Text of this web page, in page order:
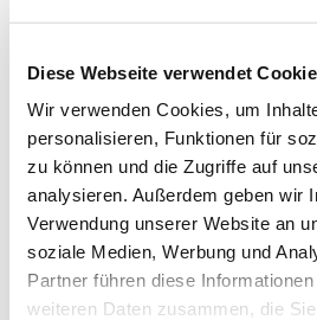
Diese Webseite verwendet
Wir verwenden Cookies, um
personalisieren, Funktionen für
zu können und die Zugriffe auf
analysieren. Außerdem geben wir
Verwendung unserer Website an
soziale Medien, Werbung und
Partner führen diese
weiteren Daten zusammen, die
Dies könnte